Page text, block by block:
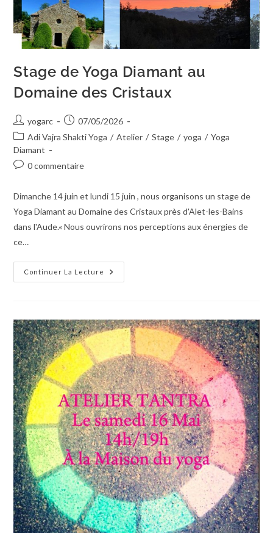
Stage de Yoga Diamant au
Domaine des Cristaux
yogarc
07/05/2026
Adi Vajra Shakti Yoga / Atelier / Stage / yoga / Yoga
Diamant
0 commentaire
Dimanche 14 juin et lundi 15 juin , nous organisons un stage de
Yoga Diamant au Domaine des Cristaux près d'Alet-les-Bains
dans l'Aude.« Nous ouvrirons nos perceptions aux énergies de
ce…
Continuer La Lecture